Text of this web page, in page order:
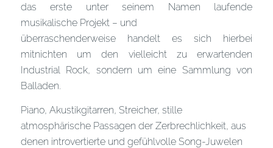
das erste unter seinem Namen laufende
musikalische Projekt – und
überraschenderweise handelt es sich hierbei
mitnichten um den vielleicht zu erwartenden
Industrial Rock, sondern um eine Sammlung von
Balladen.
Piano, Akustikgitarren, Streicher, stille
atmosphärische Passagen der Zerbrechlichkeit, aus
denen introvertierte und gefühlvolle Song-Juwelen